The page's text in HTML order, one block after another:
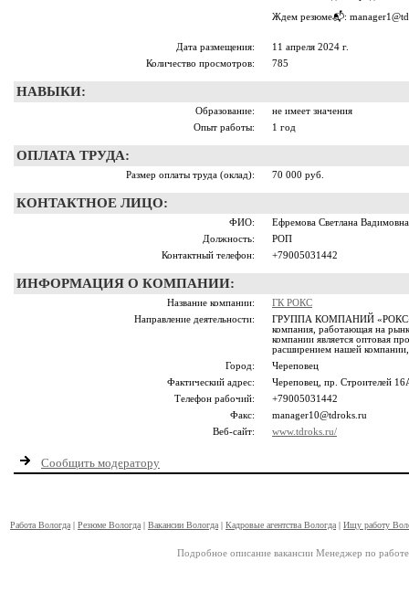
Ждем резюме📬:
Дата размещения:
11 апреля 2024 г.
Количество просмотров:
785
НАВЫКИ:
Образование:
не имеет значения
Опыт работы:
1 год
ОПЛАТА ТРУДА:
Размер оплаты труда (оклад): 70 000 руб.
КОНТАКТНОЕ ЛИЦО:
ФИО:
Ефремова Светлана Вадимовна
Должность:
РОП
Контактный телефон:
+79005031442
ИНФОРМАЦИЯ О КОМПАНИИ:
Название компании:
ГК РОКС
Направление деятельности:
ГРУППА КОМПАНИЙ «РОКС» -
компания, работающая на
компании является оптовая
расширением нашей
Город:
Череповец
Фактический адрес:
Череповец, пр. Строителей
Телефон рабочий:
+79005031442
Факс:
manager10@tdroks.ru
Веб-сайт:
www.tdroks.ru/
Сообщить модератору
Работа Вологда | Резюме Вологда | Вакансии Вологда | Кадровые агентства Вологда | Ищу работу
Подробное описание вакансии Менеджер по